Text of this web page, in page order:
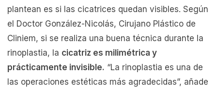
plantean es si las cicatrices quedan visibles. Según
el Doctor González-Nicolás, Cirujano Plástico de
Cliniem, si se realiza una buena técnica durante la
rinoplastia, la cicatriz es milimétrica y
prácticamente invisible. “La rinoplastia es una de
las operaciones estéticas más agradecidas”, añade